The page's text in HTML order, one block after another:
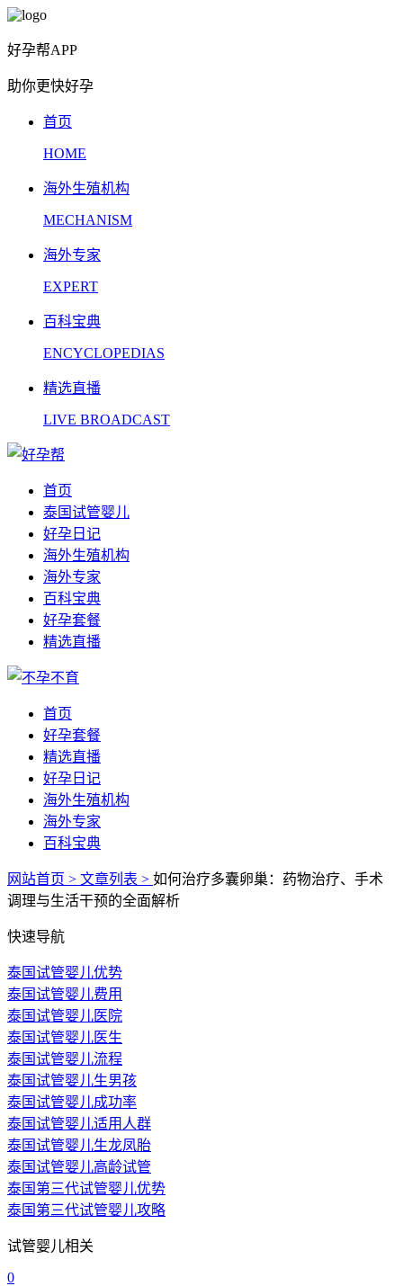
好孕帮APP
助你更快好孕
首页
HOME
海外生殖机构
MECHANISM
海外专家
EXPERT
百科宝典
ENCYCLOPEDIAS
精选直播
LIVE BROADCAST
首页
泰国试管婴儿
好孕日记
海外生殖机构
海外专家
百科宝典
好孕套餐
精选直播
首页
好孕套餐
精选直播
好孕日记
海外生殖机构
海外专家
百科宝典
网站首页 > 文章列表 > 如何治疗多囊卵巢：药物治疗、手术
调理与生活干预的全面解析
快速导航
泰国试管婴儿优势
泰国试管婴儿费用
泰国试管婴儿医院
泰国试管婴儿医生
泰国试管婴儿流程
泰国试管婴儿生男孩
泰国试管婴儿成功率
泰国试管婴儿适用人群
泰国试管婴儿生龙凤胎
泰国试管婴儿高龄试管
泰国第三代试管婴儿优势
泰国第三代试管婴儿攻略
试管婴儿相关
0